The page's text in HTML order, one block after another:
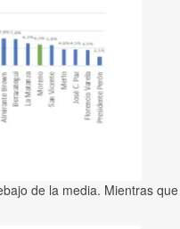
de la media. Mientras